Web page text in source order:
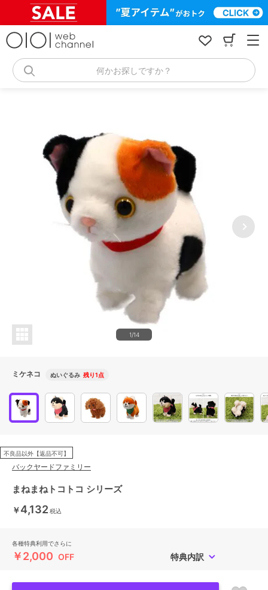
何かお探しですか？
1/14
ミケネコ ぬいぐるみ 残り1点
不良品以外【返品不可】
バックヤードファミリー
まねまねトコトコ シリーズ
￥4,132 税込
各種特典利用でさらに
￥2,000 OFF 特典内訳